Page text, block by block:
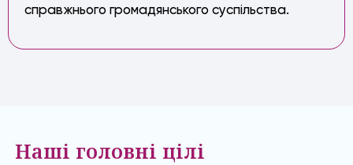
справжнього громадянського суспільства.
Наші головні цілі